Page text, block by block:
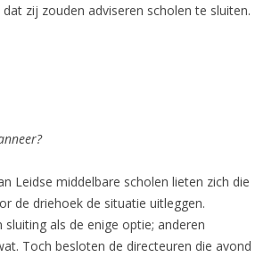
zij zouden adviseren scholen te sluiten.
Leidse middelbare scholen lieten zich die
de driehoek de situatie uitleggen.
sluiting als de enige optie; anderen
Toch besloten de directeuren die avond